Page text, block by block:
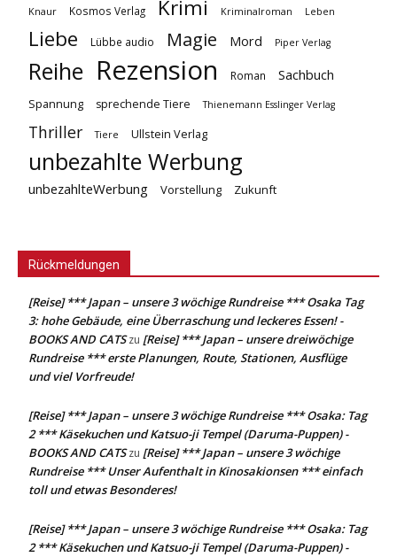
Knaur Kosmos Verlag Krimi Kriminalroman Leben
Liebe Lübbe audio Magie Mord Piper Verlag
Reihe Rezension Roman Sachbuch
Spannung sprechende Tiere Thienemann Esslinger Verlag
Thriller Tiere Ullstein Verlag
unbezahlte Werbung
unbezahlteWerbung Vorstellung Zukunft
Rückmeldungen
[Reise] *** Japan – unsere 3 wöchige Rundreise *** Osaka Tag
3: hohe Gebäude, eine Überraschung und leckeres Essen! -
BOOKS AND CATSzu [Reise] *** Japan – unsere dreiwöchige
Rundreise *** erste Planungen, Route, Stationen, Ausflüge
und viel Vorfreude!
[Reise] *** Japan – unsere 3 wöchige Rundreise *** Osaka: Tag
2 *** Käsekuchen und Katsuo-ji Tempel (Daruma-Puppen) -
BOOKS AND CATSzu [Reise] *** Japan – unsere 3 wöchige
Rundreise *** Unser Aufenthalt in Kinosakionsen *** einfach
toll und etwas Besonderes!
[Reise] *** Japan – unsere 3 wöchige Rundreise *** Osaka: Tag
2 *** Käsekuchen und Katsuo-ji Tempel (Daruma-Puppen) -